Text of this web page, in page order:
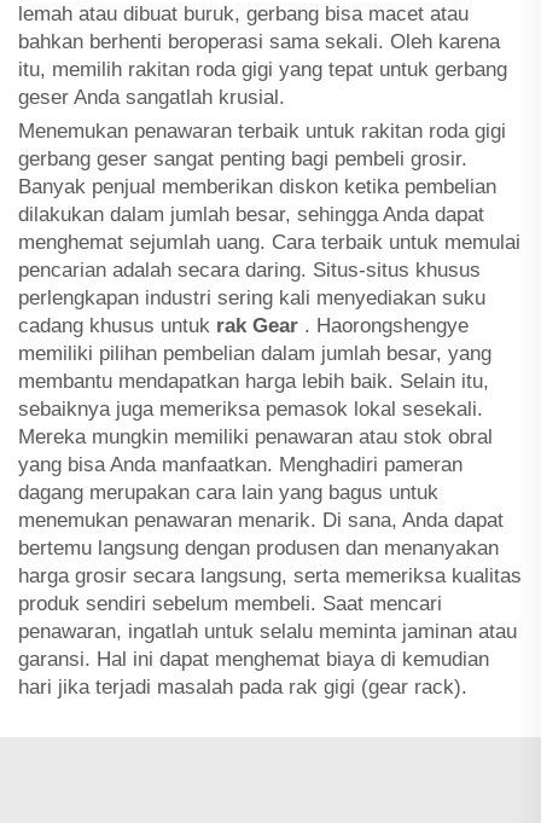
lemah atau dibuat buruk, gerbang bisa macet atau
bahkan berhenti beroperasi sama sekali. Oleh karena
itu, memilih rakitan roda gigi yang tepat untuk gerbang
geser Anda sangatlah krusial.
Menemukan penawaran terbaik untuk rakitan roda gigi
gerbang geser sangat penting bagi pembeli grosir.
Banyak penjual memberikan diskon ketika pembelian
dilakukan dalam jumlah besar, sehingga Anda dapat
menghemat sejumlah uang. Cara terbaik untuk memulai
pencarian adalah secara daring. Situs-situs khusus
perlengkapan industri sering kali menyediakan suku
cadang khusus untuk rak Gear . Haorongshengye
memiliki pilihan pembelian dalam jumlah besar, yang
membantu mendapatkan harga lebih baik. Selain itu,
sebaiknya juga memeriksa pemasok lokal sesekali.
Mereka mungkin memiliki penawaran atau stok obral
yang bisa Anda manfaatkan. Menghadiri pameran
dagang merupakan cara lain yang bagus untuk
menemukan penawaran menarik. Di sana, Anda dapat
bertemu langsung dengan produsen dan menanyakan
harga grosir secara langsung, serta memeriksa kualitas
produk sendiri sebelum membeli. Saat mencari
penawaran, ingatlah untuk selalu meminta jaminan atau
garansi. Hal ini dapat menghemat biaya di kemudian
hari jika terjadi masalah pada rak gigi (gear rack).